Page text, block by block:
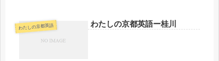
わたしの京都英語 わたしの京都英語ー桂川